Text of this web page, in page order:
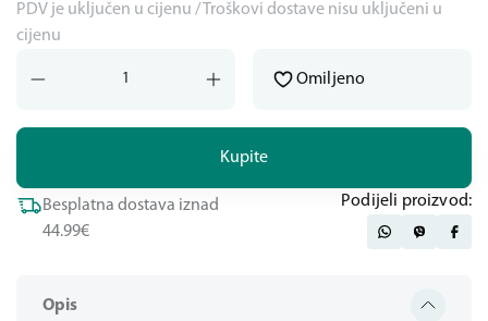
Opis
PDV je uključen u cijenu / Troškovi dostave nisu uključeni u
cijenu
Kupite
Omiljeno
Besplatna dostava iznad
44.99€
Podijeli proizvod: